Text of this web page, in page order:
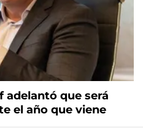
adelantó que será
el año que viene